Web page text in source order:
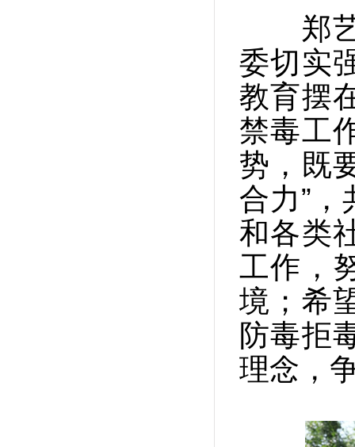
郑艺
委切实
教育摆
禁毒工
势，既
合力”
和各类
工作，
境；希
防毒拒
理念，